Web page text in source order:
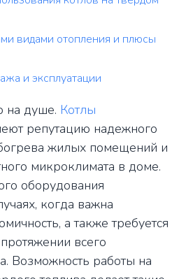
видами отопления и плюсы
и эксплуатации
на душе. Котлы
репутацию надежного
жилых помещений и
микроклимата в доме.
оборудования
когда важна
а также требуется
всего
Возможность работы на